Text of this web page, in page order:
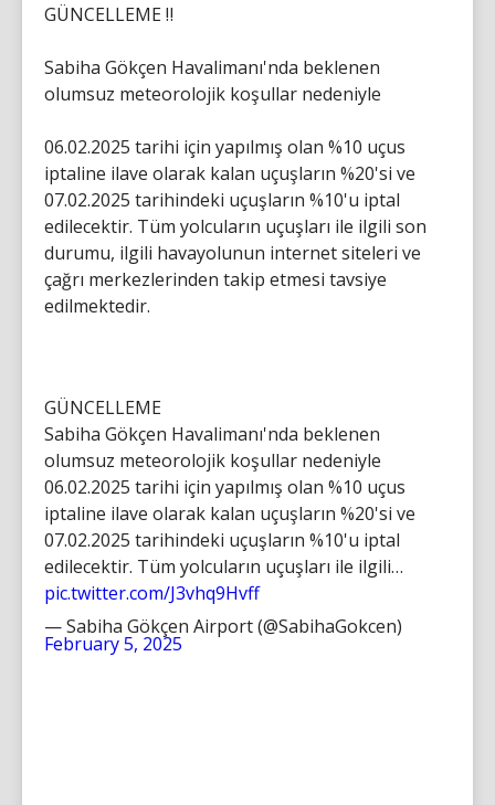
GÜNCELLEME ‼️
Sabiha Gökçen Havalimanı'nda beklenen
olumsuz meteorolojik koşullar nedeniyle
06.02.2025 tarihi için yapılmış olan %10 uçus
iptaline ilave olarak kalan uçuşların %20'si ve
07.02.2025 tarihindeki uçuşların %10'u iptal
edilecektir. Tüm yolcuların uçuşları ile ilgili son
durumu, ilgili havayolunun internet siteleri ve
çağrı merkezlerinden takip etmesi tavsiye
edilmektedir.
GÜNCELLEME
Sabiha Gökçen Havalimanı'nda beklenen
olumsuz meteorolojik koşullar nedeniyle
06.02.2025 tarihi için yapılmış olan %10 uçus
iptaline ilave olarak kalan uçuşların %20'si ve
07.02.2025 tarihindeki uçuşların %10'u iptal
edilecektir. Tüm yolcuların uçuşları ile ilgili…
pic.twitter.com/J3vhq9Hvff
— Sabiha Gökçen Airport (@SabihaGokcen)
February 5, 2025